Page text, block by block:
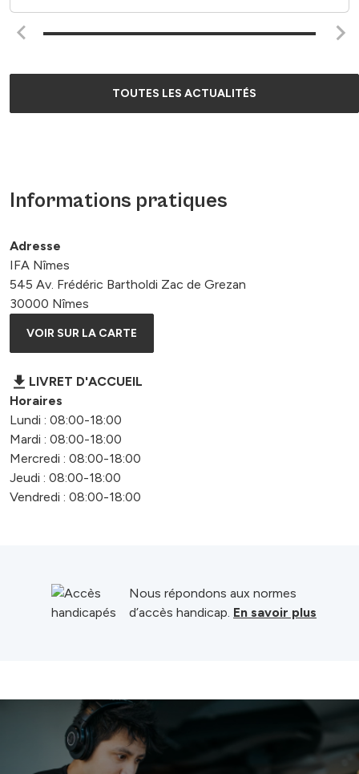
TOUTES LES ACTUALITÉS
Informations pratiques
Adresse
IFA Nîmes
545 Av. Frédéric Bartholdi Zac de Grezan
30000 Nîmes
VOIR SUR LA CARTE
LIVRET D'ACCUEIL
Horaires
Lundi : 08:00-18:00
Mardi : 08:00-18:00
Mercredi : 08:00-18:00
Jeudi : 08:00-18:00
Vendredi : 08:00-18:00
Nous répondons aux normes
d’accès handicap. En savoir plus